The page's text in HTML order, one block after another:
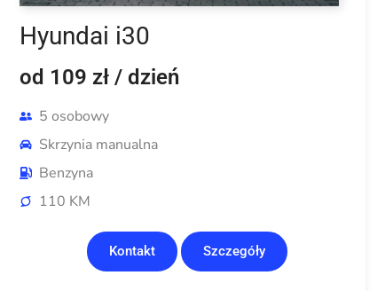
Hyundai i30
od 109 zł/ dzień
5 osobowy
Skrzynia manualna
Benzyna
110 KM
Kontakt Szczegóły